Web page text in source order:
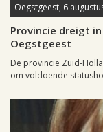
Oegstgeest, 6
Provincie dreigt
Oegstgeest
De provincie Zuid-
om voldoende